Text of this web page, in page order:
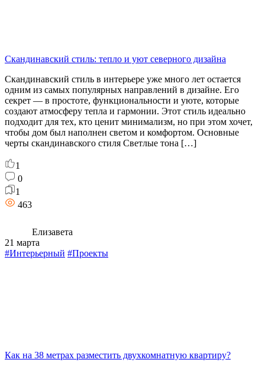
Скандинавский стиль: тепло и уют северного дизайна
Скандинавский стиль в интерьере уже много лет остается
одним из самых популярных направлений в дизайне. Его
секрет — в простоте, функциональности и уюте, которые
создают атмосферу тепла и гармонии. Этот стиль идеально
подходит для тех, кто ценит минимализм, но при этом хочет,
чтобы дом был наполнен светом и комфортом. Основные
черты скандинавского стиля Светлые тона […]
1
0
1
463
Елизавета
21 марта
#Интерьерный #Проекты
Как на 38 метрах разместить двухкомнатную квартиру?